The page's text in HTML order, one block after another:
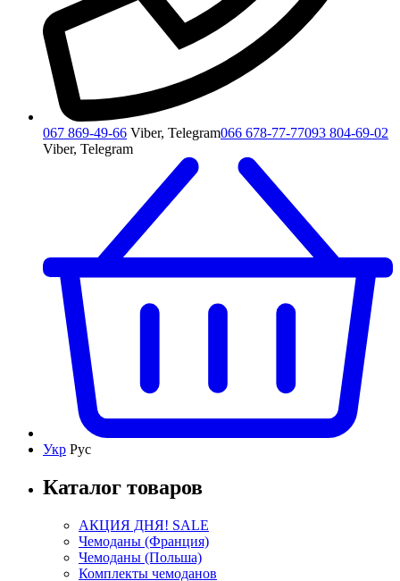
067 869-49-66 Viber, Telegram066 678-77-77093 804-69-02
Viber, Telegram
Укр Рус
Каталог товаров
АКЦИЯ ДНЯ! SALE
Чемоданы (Франция)
Чемоданы (Польша)
Комплекты чемоданов